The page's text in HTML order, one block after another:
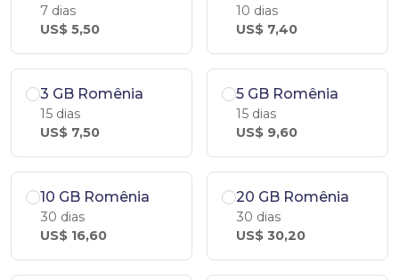
7 dias
US$ 5,50
10 dias
US$ 7,40
3 GB Romênia
15 dias
US$ 7,50
5 GB Romênia
15 dias
US$ 9,60
10 GB Romênia
30 dias
US$ 16,60
20 GB Romênia
30 dias
US$ 30,20